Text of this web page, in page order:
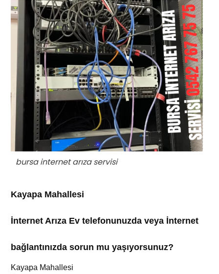
bursa internet arıza servisi
Kayapa Mahallesi
İnternet Arıza Ev telefonunuzda veya İnternet
bağlantınızda sorun mu yaşıyorsunuz?
Kayapa Mahallesi